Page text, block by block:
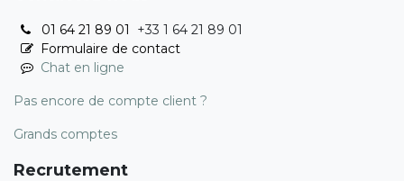
01 64 21 89 01 +33 1 64 21 89 01
Formulaire de contact
Chat en ligne
Pas encore de compte client ?
Grands comptes
Recrutement